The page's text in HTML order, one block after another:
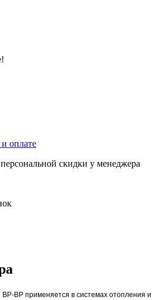
оплате
скидки у менеджера
ВР-ВР применяется в системах отопления и